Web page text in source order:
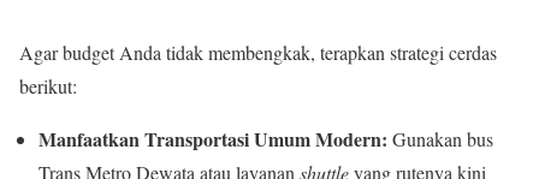
Agar budget Anda tidak membengkak, terapkan strategi cerdas
berikut:
Manfaatkan Transportasi Umum Modern: Gunakan bus
Trans Metro Dewata atau layanan shuttleyang rutenya kini